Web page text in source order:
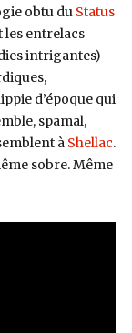
obtu du Status
les entrelacs
intrigantes)
d’époque qui
spamal,
à Shellac.
sobre. Même